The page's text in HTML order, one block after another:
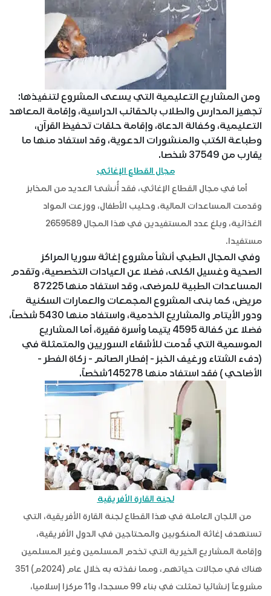
ومن المشاريع التعليمية التي يسعى المشروع لتنفيذها:
تجهيز المدارس والطلاب بالحقائب الدراسية، وإقامة المعاهد
التعليمية، وكفالة الدعاة، وإقامة حلقات تحفيظ القرآن،
وطباعة الكتب والمنشورات الدعوية، وقد استفاد منها ما
يقارب من 37549 شخصا.
مجال القطاع الإغاثي
أما في مجال القطاع الإغاثي، فقد أُنشئ العديد من المخابز
وقدمت المساعدات المالية، وحليب الأطفال، ووزعت المواد
الغذائية، وبلغ عدد المستفيدين في هذا المجال 2659589
مستفيدا.
وفي المجال الطبي أنشأ مشروع إغاثة سوريا المراكز
الصحية وغسيل الكلى، فضلا عن العيادات التخصصية، وتقدم
المساعدات الطبية للمرضى، وقد استفاد منها 87225
مريض، كما بنى المشروع المجمعات والعمارات السكنية
ودور الأيتام والمشاريع الخدمية، واستفاد منها 5430 شخصاً،
فضلا عن كفالة 4595 يتيما وأسرة فقيرة، أما المشاريع
الموسمية التي قُدمت للأشقاء السوريين والمتمثلة في
(دفء الشتاء ورغيف الخبز - إفطار الصائم - زكاة الفطر -
الأضاحي ) فقد استفاد منها 145278شخصاً.
لجنة القارة الأفريقية
من اللجان العاملة في هذا القطاع لجنة القارة الأفريقية، التي
تستهدف إغاثة المنكوبين والمحتاجين في الدول الأفريقية،
وإقامة المشاريع الخيرية التي تخدم المسلمين وغير المسلمين
هناك في مجالات حياتهم، ومما نفذته به خلال عام (2024م) 351
مشروعاً إنشائيا تمثلت في بناء 99 مسجدا، و11 مركزا إسلاميا،